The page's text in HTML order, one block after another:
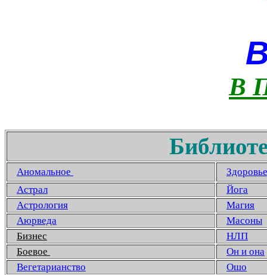
В
Аномальное
Здоровье
Астрал
Йога
Астрология
Магия
Аюрведа
Масоны
Бизнес
НЛП
Боевое
Он и она
Вегетарианство
Ошо